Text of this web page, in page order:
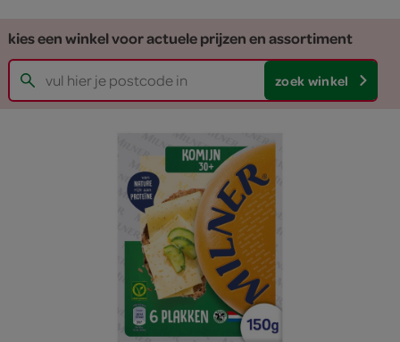
kies een winkel voor actuele prijzen en assortiment
zoek winkel